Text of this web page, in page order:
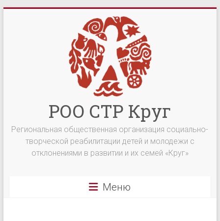
РОО СТР Круг
Региональная общественная организация социально-
творческой реабилитации детей и молодежи с
отклонениями в развитии и их семей «Круг»
Меню